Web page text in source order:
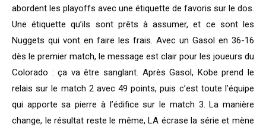
abordent les playoffs avec une étiquette de favoris sur le dos.
Une étiquette qu’ils sont prêts à assumer, et ce sont les
Nuggets qui vont en faire les frais. Avec un Gasol en 36-16
dès le premier match, le message est clair pour les joueurs du
Colorado : ça va être sanglant. Après Gasol, Kobe prend le
relais sur le match 2 avec 49 points, puis c’est toute l’équipe
qui apporte sa pierre à l’édifice sur le match 3. La manière
change, le résultat reste le même, LA écrase la série et mène